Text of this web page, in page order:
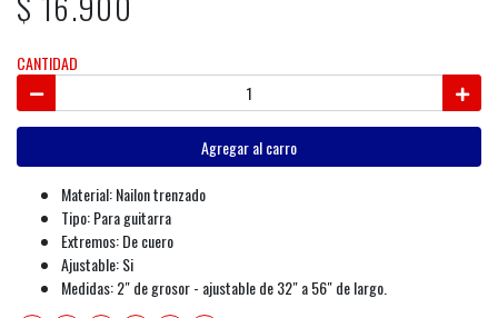
CANTIDAD
Agregar al carro
Material: Nailon trenzado
Tipo: Para guitarra
Extremos: De cuero
Ajustable: Si
Medidas: 2″ de grosor - ajustable de 32″ a 56″ de largo.